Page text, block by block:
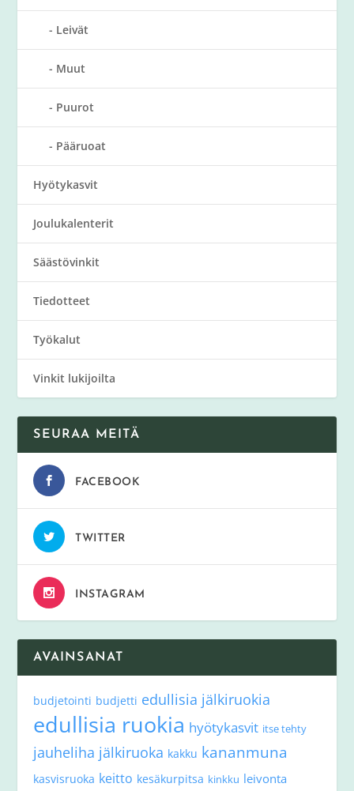
Leivät
Muut
Puurot
Pääruoat
Hyötykasvit
Joulukalenterit
Säästövinkit
Tiedotteet
Työkalut
Vinkit lukijoilta
SEURAA MEITÄ
FACEBOOK
TWITTER
INSTAGRAM
AVAINSANAT
budjetointi budjetti edullisia jälkiruokia
edullisia ruokia hyötykasvit itse tehty
jauheliha jälkiruoka kakku kananmuna
kasvisruoka keitto kesäkurpitsa kinkku leivonta